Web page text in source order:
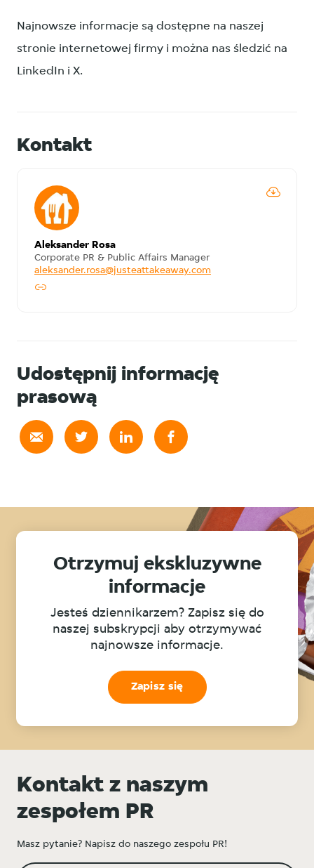
Najnowsze informacje są dostępne na naszej
stronie internetowej firmy i można nas śledzić na
LinkedIn i X.
Kontakt
Aleksander Rosa
Corporate PR & Public Affairs Manager
aleksander.rosa@justeattakeaway.com
Udostępnij informację
prasową
Otrzymuj ekskluzywne
informacje
Jesteś dziennikarzem? Zapisz się do
naszej subskrypcji aby otrzymywać
najnowsze informacje.
Zapisz się
Kontakt z naszym
zespołem PR
Masz pytanie? Napisz do naszego zespołu PR!